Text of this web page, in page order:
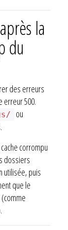
la
du
des erreurs
erreur 500.
ou
corrompu
dossiers
utilisée, puis
que le